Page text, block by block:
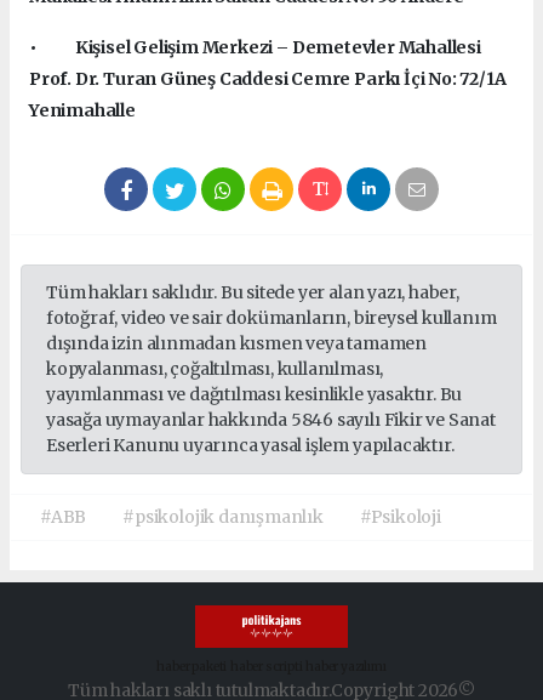
• Kişisel Gelişim Merkezi – Demetevler Mahallesi
Prof. Dr. Turan Güneş Caddesi Cemre Parkı İçi No: 72/1A
Yenimahalle
Tüm hakları saklıdır. Bu sitede yer alan yazı, haber,
fotoğraf, video ve sair dokümanların, bireysel kullanım
dışında izin alınmadan kısmen veya tamamen
kopyalanması, çoğaltılması, kullanılması,
yayımlanması ve dağıtılması kesinlikle yasaktır. Bu
yasağa uymayanlar hakkında 5846 sayılı Fikir ve Sanat
Eserleri Kanunu uyarınca yasal işlem yapılacaktır.
#ABB #psikolojik danışmanlık #Psikoloji
Tüm hakları saklı tutulmaktadır.Copyright 2026©